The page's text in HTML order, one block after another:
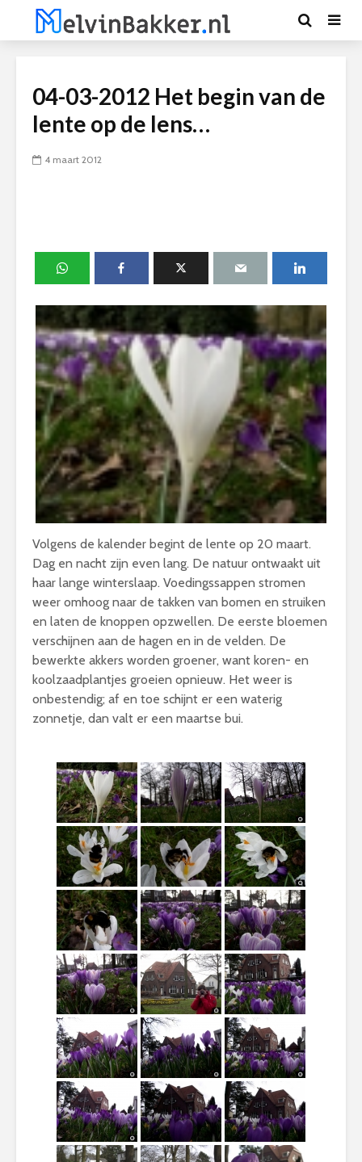
04-03-2012 Het begin van de
lente op de lens…
4 maart 2012
Volgens de kalender begint de lente op 20 maart.
Dag en nacht zijn even lang. De natuur ontwaakt uit
haar lange winterslaap. Voedingssappen stromen
weer omhoog naar de takken van bomen en struiken
en laten de knoppen opzwellen. De eerste bloemen
verschijnen aan de hagen en in de velden. De
bewerkte akkers worden groener, want koren- en
koolzaadplantjes groeien opnieuw. Het weer is
onbestendig; af en toe schijnt er een waterig
zonnetje, dan valt er een maartse bui.